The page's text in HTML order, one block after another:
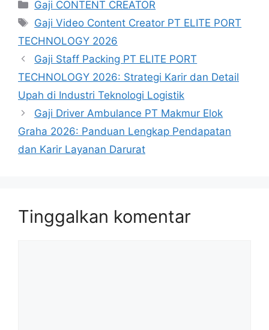
Kategori
Gaji CONTENT CREATOR
Tag
Gaji Video Content Creator PT ELITE PORT
TECHNOLOGY 2026
Gaji Staff Packing PT ELITE PORT
TECHNOLOGY 2026: Strategi Karir dan Detail
Upah di Industri Teknologi Logistik
Gaji Driver Ambulance PT Makmur Elok
Graha 2026: Panduan Lengkap Pendapatan
dan Karir Layanan Darurat
Tinggalkan komentar